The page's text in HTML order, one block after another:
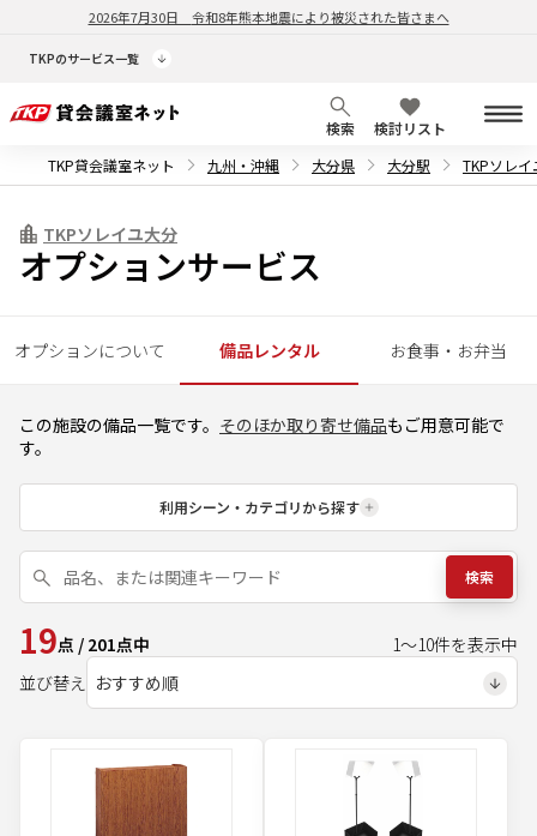
2026年7月30日 令和8年熊本地震により被災された皆さまへ
TKPのサービス一覧
検索
検討リスト
TKP貸会議室ネット
九州・沖縄 大分県 大分駅 TKPソレイ
TKPソレイユ大分
オプションサービス
オプションについて 備品レンタル お食事・お弁当
この施設の備品一覧です。 そのほか取り寄せ備品もご用意可能で
す。
利用シーン・カテゴリから探す
検索
19点 / 201点中 1～10件を表示中
並び替え